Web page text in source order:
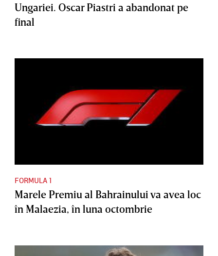
Ungariei. Oscar Piastri a abandonat pe
final
FORMULA 1
Marele Premiu al Bahrainului va avea loc
în Malaezia, în luna octombrie